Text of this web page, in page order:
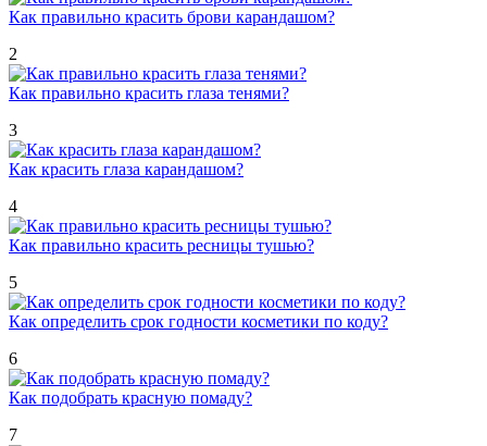
Как правильно красить брови карандашом?
2
Как правильно красить глаза тенями?
3
Как красить глаза карандашом?
4
Как правильно красить ресницы тушью?
5
Как определить срок годности косметики по коду?
6
Как подобрать красную помаду?
7